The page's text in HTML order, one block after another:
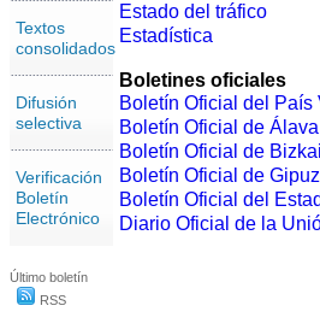
Textos
consolidados
Difusión
selectiva
Verificación
Boletín
Electrónico
Último boletín
RSS
Estado del tráfico
Estadística
Boletines oficiales
Boletín Oficial del País
Boletín Oficial de Álava
Boletín Oficial de
Boletín Oficial de
Boletín Oficial del
Diario Oficial de la